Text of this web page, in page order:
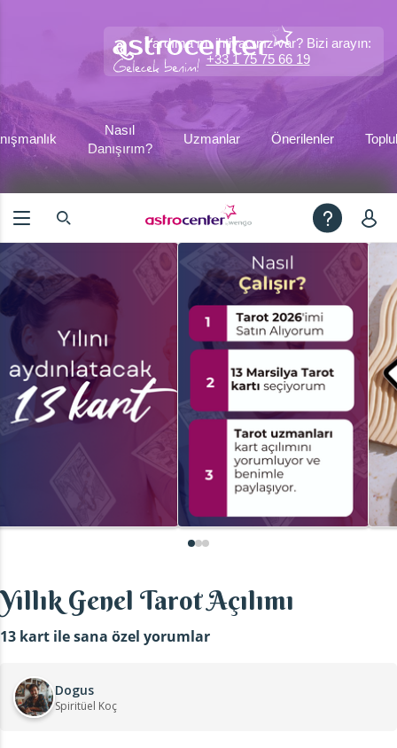
Yardıma mı ihtiyacınız var? Bizi arayın:
+33 1 75 75 66 19
Nasıl
Danışırım?
Uzmanlar Önerilenler
Yıllık Genel Tarot Açılımı
13 kart ile sana özel yorumlar
Dogus
Spiritüel Koç